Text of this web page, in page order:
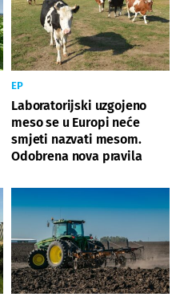
EP
Laboratorijski uzgojeno
meso se u Europi neće
smjeti nazvati mesom.
Odobrena nova pravila